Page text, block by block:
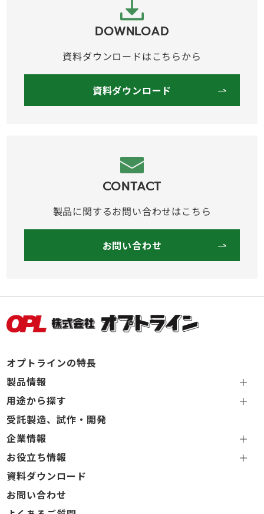
DOWNLOAD
資料ダウンロードはこちらから
資料ダウンロード
CONTACT
製品に関するお問い合わせはこちら
お問い合わせ
オプトラインの特長
製品情報
用途から探す
受託製造、試作・開発
企業情報
お役立ち情報
資料ダウンロード
お問い合わせ